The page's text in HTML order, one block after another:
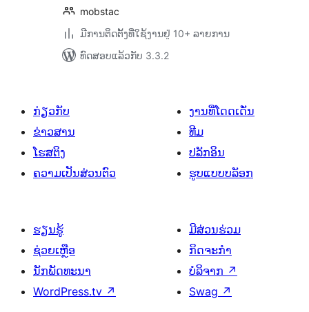
mobstac
ມີການຕິດຕັ້ງທີ່ໃຊ້ງານຢູ່ 10+ ລາຍການ
ທົດສອບແລ້ວກັບ 3.3.2
ກ່ຽວກັບ
ຂ່າວສານ
ໂຮສຕິງ
ຄວາມເປັນສ່ວນຕົວ
ງານທີ່ໂດດເດັ່ນ
ທີມ
ປລັກອິນ
ຮູບແບບບລັອກ
ຮຽນຮູ້
ຊ່ວຍເຫຼືອ
ນັກພັດທະນາ
WordPress.tv ↗
ມີສ່ວນຮ່ວມ
ກິດຈະກຳ
ບໍລິຈາກ ↗
Swag ↗